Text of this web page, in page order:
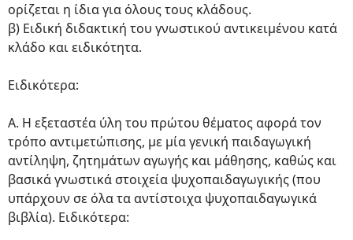
ορίζεται η ίδια για όλους τους κλάδους.
β) Ειδική διδακτική του γνωστικού αντικειμένου κατά
κλάδο και ειδικότητα.
Ειδικότερα:
Α. Η εξεταστέα ύλη του πρώτου θέματος αφορά τον
τρόπο αντιμετώπισης, με μία γενική παιδαγωγική
αντίληψη, ζητημάτων αγωγής και μάθησης, καθώς και
βασικά γνωστικά στοιχεία ψυχοπαιδαγωγικής (που
υπάρχουν σε όλα τα αντίστοιχα ψυχοπαιδαγωγικά
βιβλία). Ειδικότερα: